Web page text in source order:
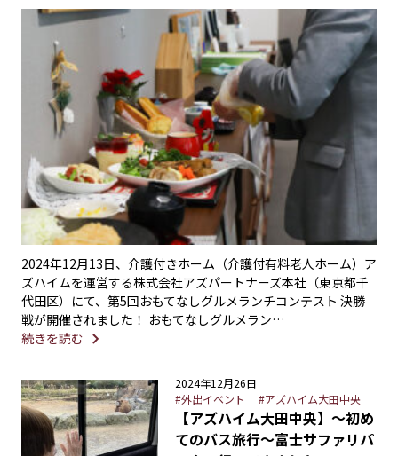
2024年12月13日、介護付きホーム（介護付有料老人ホーム）ア
ズハイムを運営する株式会社アズパートナーズ本社（東京都千
代田区）にて、第5回おもてなしグルメランチコンテスト 決勝
戦が開催されました！ おもてなしグルメラン…
続きを読む
2024年12月26日
#外出イベント
#アズハイム大田中央
【アズハイム大田中央】～初め
てのバス旅行～富士サファリパ